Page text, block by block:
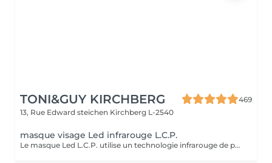
TONI&GUY KIRCHBERG
469
13, Rue Edward steichen Kirchberg L-2540
masque visage Led infrarouge L.C.P.
Le masque Led L.C.P. utilise un technologie infrarouge de pointe qui stimule la vitalité et amplifie les traitements de la peau. Réduit les signes du vieillissent, aide a réduire les imperfections ,illumine la peau, aide au renouvellement cellulaire ,atténue les rougeur de la peau